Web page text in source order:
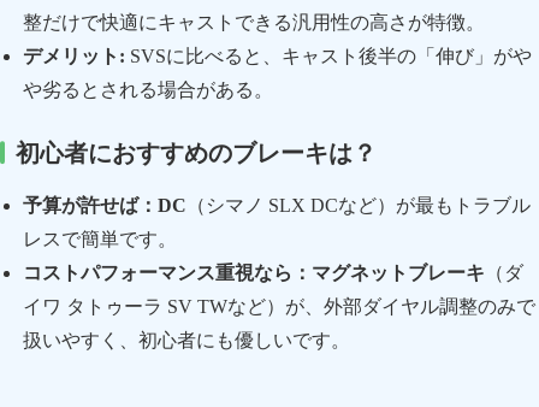
整だけで快適にキャストできる汎用性の高さが特徴。
デメリット: SVSに比べると、キャスト後半の「伸び」がや
や劣るとされる場合がある。
初心者におすすめのブレーキは？
予算が許せば：DC （シマノ SLX DCなど）が最もトラブル
レスで簡単です。
コストパフォーマンス重視なら：マグネットブレーキ （ダ
イワ タトゥーラ SV TWなど）が、外部ダイヤル調整のみで
扱いやすく、初心者にも優しいです。